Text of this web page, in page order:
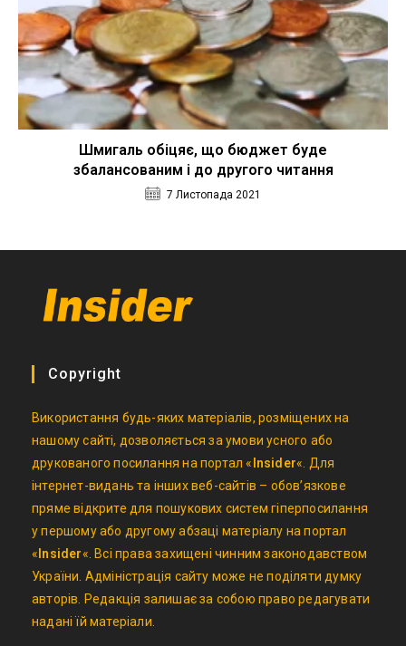
Шмигаль обіцяє, що бюджет буде
збалансованим і до другого читання
7 Листопада 2021
Copyright
Використання будь-яких матеріалів, розміщених на
нашому сайті, дозволяється за умови усного або
друкованого посилання на портал « Insider«. Для
інтернет-видань та інших веб-сайтів – обов’язкове
пряме відкрите для пошукових систем гіперпосилання
у першому або другому абзаці матеріалу на портал
« Insider«. Всі права захищені чинним законодавством
України. Адміністрація сайту може не поділяти думку
авторів. Редакція залишає за собою право редагувати
надані їй матеріали.